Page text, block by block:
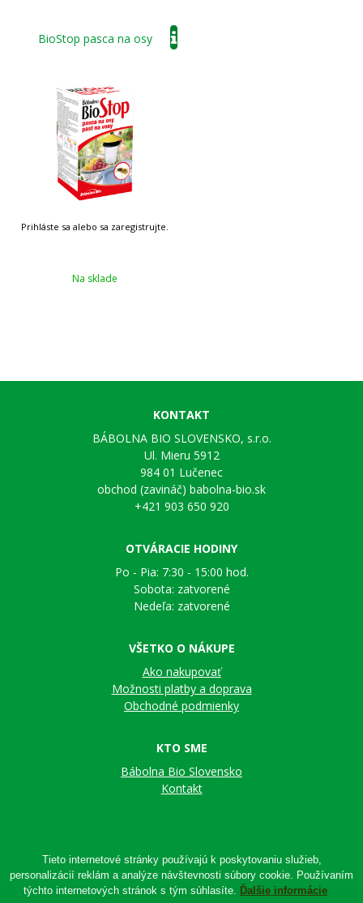
BioStop pasca na osy
Na sklade
KONTAKT
BÁBOLNA BIO SLOVENSKO, s.r.o.
Ul. Mieru 5912
984 01 Lučenec
obchod (zavináč) babolna-bio.sk
+421 903 650 920
OTVÁRACIE HODINY
Po - Pia: 7:30 - 15:00 hod.
Sobota: zatvorené
Nedeľa: zatvorené
VŠETKO O NÁKUPE
Ako nakupovať
Možnosti platby a doprava
Obchodné podmienky
KTO SME
Bábolna Bio Slovensko
Kontakt
Tieto internetové stránky používajú k poskytovaniu služieb,
personalizácií reklám a analýze návštevnosti súbory cookie. Používaním
týchto internetových stránok s tým súhlasíte. Ďalšie informácie